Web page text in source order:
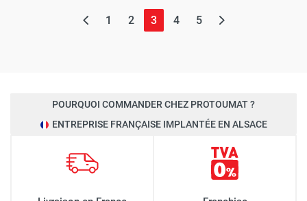
1 2 3(page actuelle)
4 5
POURQUOI COMMANDER CHEZ PROTOUMAT ?
ENTREPRISE FRANÇAISE IMPLANTÉE EN ALSACE